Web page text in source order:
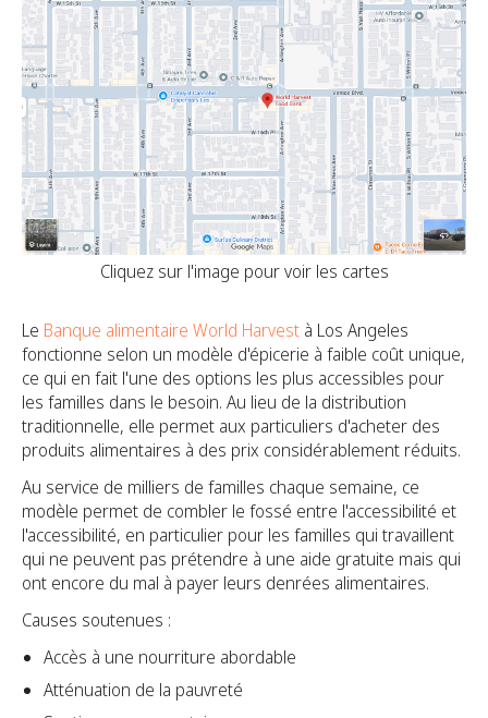
Cliquez sur l'image pour voir les cartes
Le Banque alimentaire World Harvest à Los Angeles
fonctionne selon un modèle d'épicerie à faible coût unique,
ce qui en fait l'une des options les plus accessibles pour
les familles dans le besoin. Au lieu de la distribution
traditionnelle, elle permet aux particuliers d'acheter des
produits alimentaires à des prix considérablement réduits.
Au service de milliers de familles chaque semaine, ce
modèle permet de combler le fossé entre l'accessibilité et
l'accessibilité, en particulier pour les familles qui travaillent
qui ne peuvent pas prétendre à une aide gratuite mais qui
ont encore du mal à payer leurs denrées alimentaires.
Causes soutenues :
Accès à une nourriture abordable
Atténuation de la pauvreté